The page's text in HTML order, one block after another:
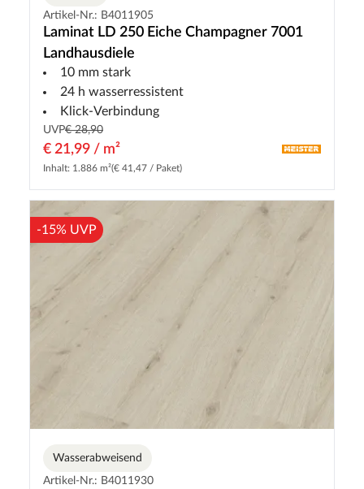
Artikel-Nr.: B4011905
Laminat LD 250 Eiche Champagner 7001
Landhausdiele
10 mm stark
24 h wasserressistent
Klick-Verbindung
UVP€ 28,90
€ 21,99 / m²
Inhalt: 1.886 m²(€ 41,47 / Paket)
-15% UVP
Wasserabweisend
Artikel-Nr.: B4011930